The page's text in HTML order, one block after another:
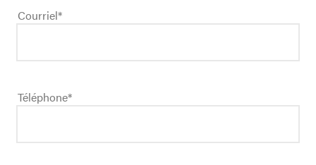
Courriel*
Téléphone*